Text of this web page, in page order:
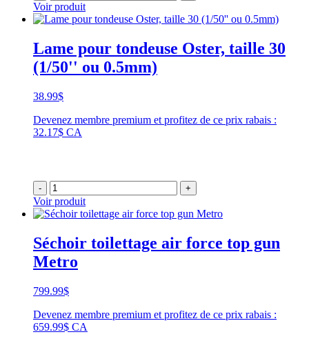
Voir produit
Lame pour tondeuse Oster, taille 30
(1/50'' ou 0.5mm)
38.99$
Devenez membre premium et profitez de ce prix rabais :
32.17$ CA
- +
Voir produit
Séchoir toilettage air force top gun
Metro
799.99$
Devenez membre premium et profitez de ce prix rabais :
659.99$ CA